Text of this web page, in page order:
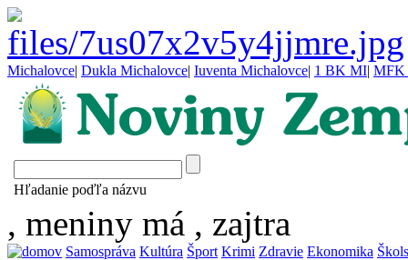
Michalovce| Dukla Michalovce| Iuventa Michalovce| 1 BK MI| MFK
Hľadanie poďľa názvu
, meniny má , zajtra
Samospráva Kultúra Šport Krimi Zdravie Ekonomika